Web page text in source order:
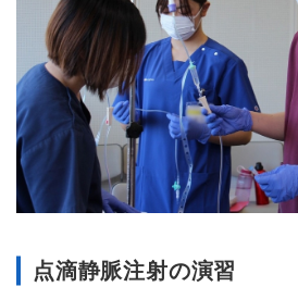
点滴静脈注射の演習